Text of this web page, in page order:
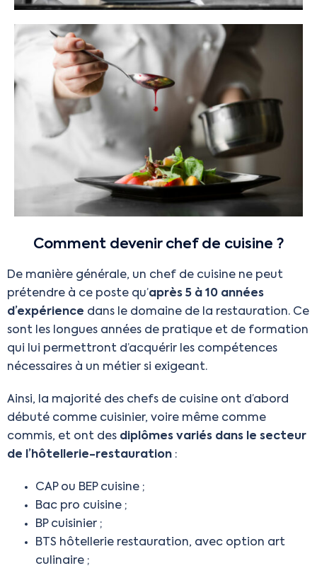
Comment devenir chef de cuisine ?
De manière générale, un chef de cuisine ne peut
prétendre à ce poste qu’après 5 à 10 années
d’expérience dans le domaine de la restauration. Ce
sont les longues années de pratique et de formation
qui lui permettront d’acquérir les compétences
nécessaires à un métier si exigeant.
Ainsi, la majorité des chefs de cuisine ont d’abord
débuté comme cuisinier, voire même comme
commis, et ont des diplômes variés dans le secteur
de l’hôtellerie-restauration :
CAP ou BEP cuisine ;
Bac pro cuisine ;
BP cuisinier ;
BTS hôtellerie restauration, avec option art
culinaire ;